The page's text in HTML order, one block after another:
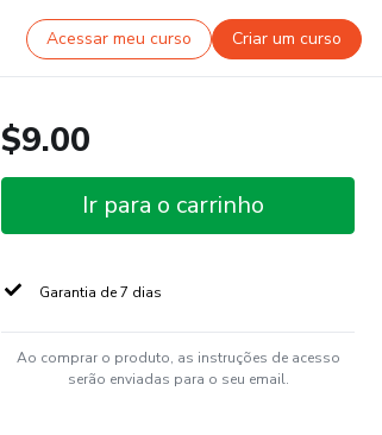
Acessar meu curso Criar um curso
$9.00
Ir para o carrinho
Garantia de 7 dias
Ao comprar o produto, as instruções de acesso
serão enviadas para o seu email.